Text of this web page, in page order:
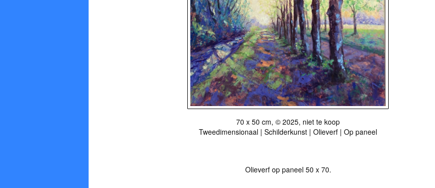
70 x 50 cm, © 2025, niet te koop
Tweedimensionaal | Schilderkunst | Olieverf | Op paneel
Olieverf op paneel 50 x 70.